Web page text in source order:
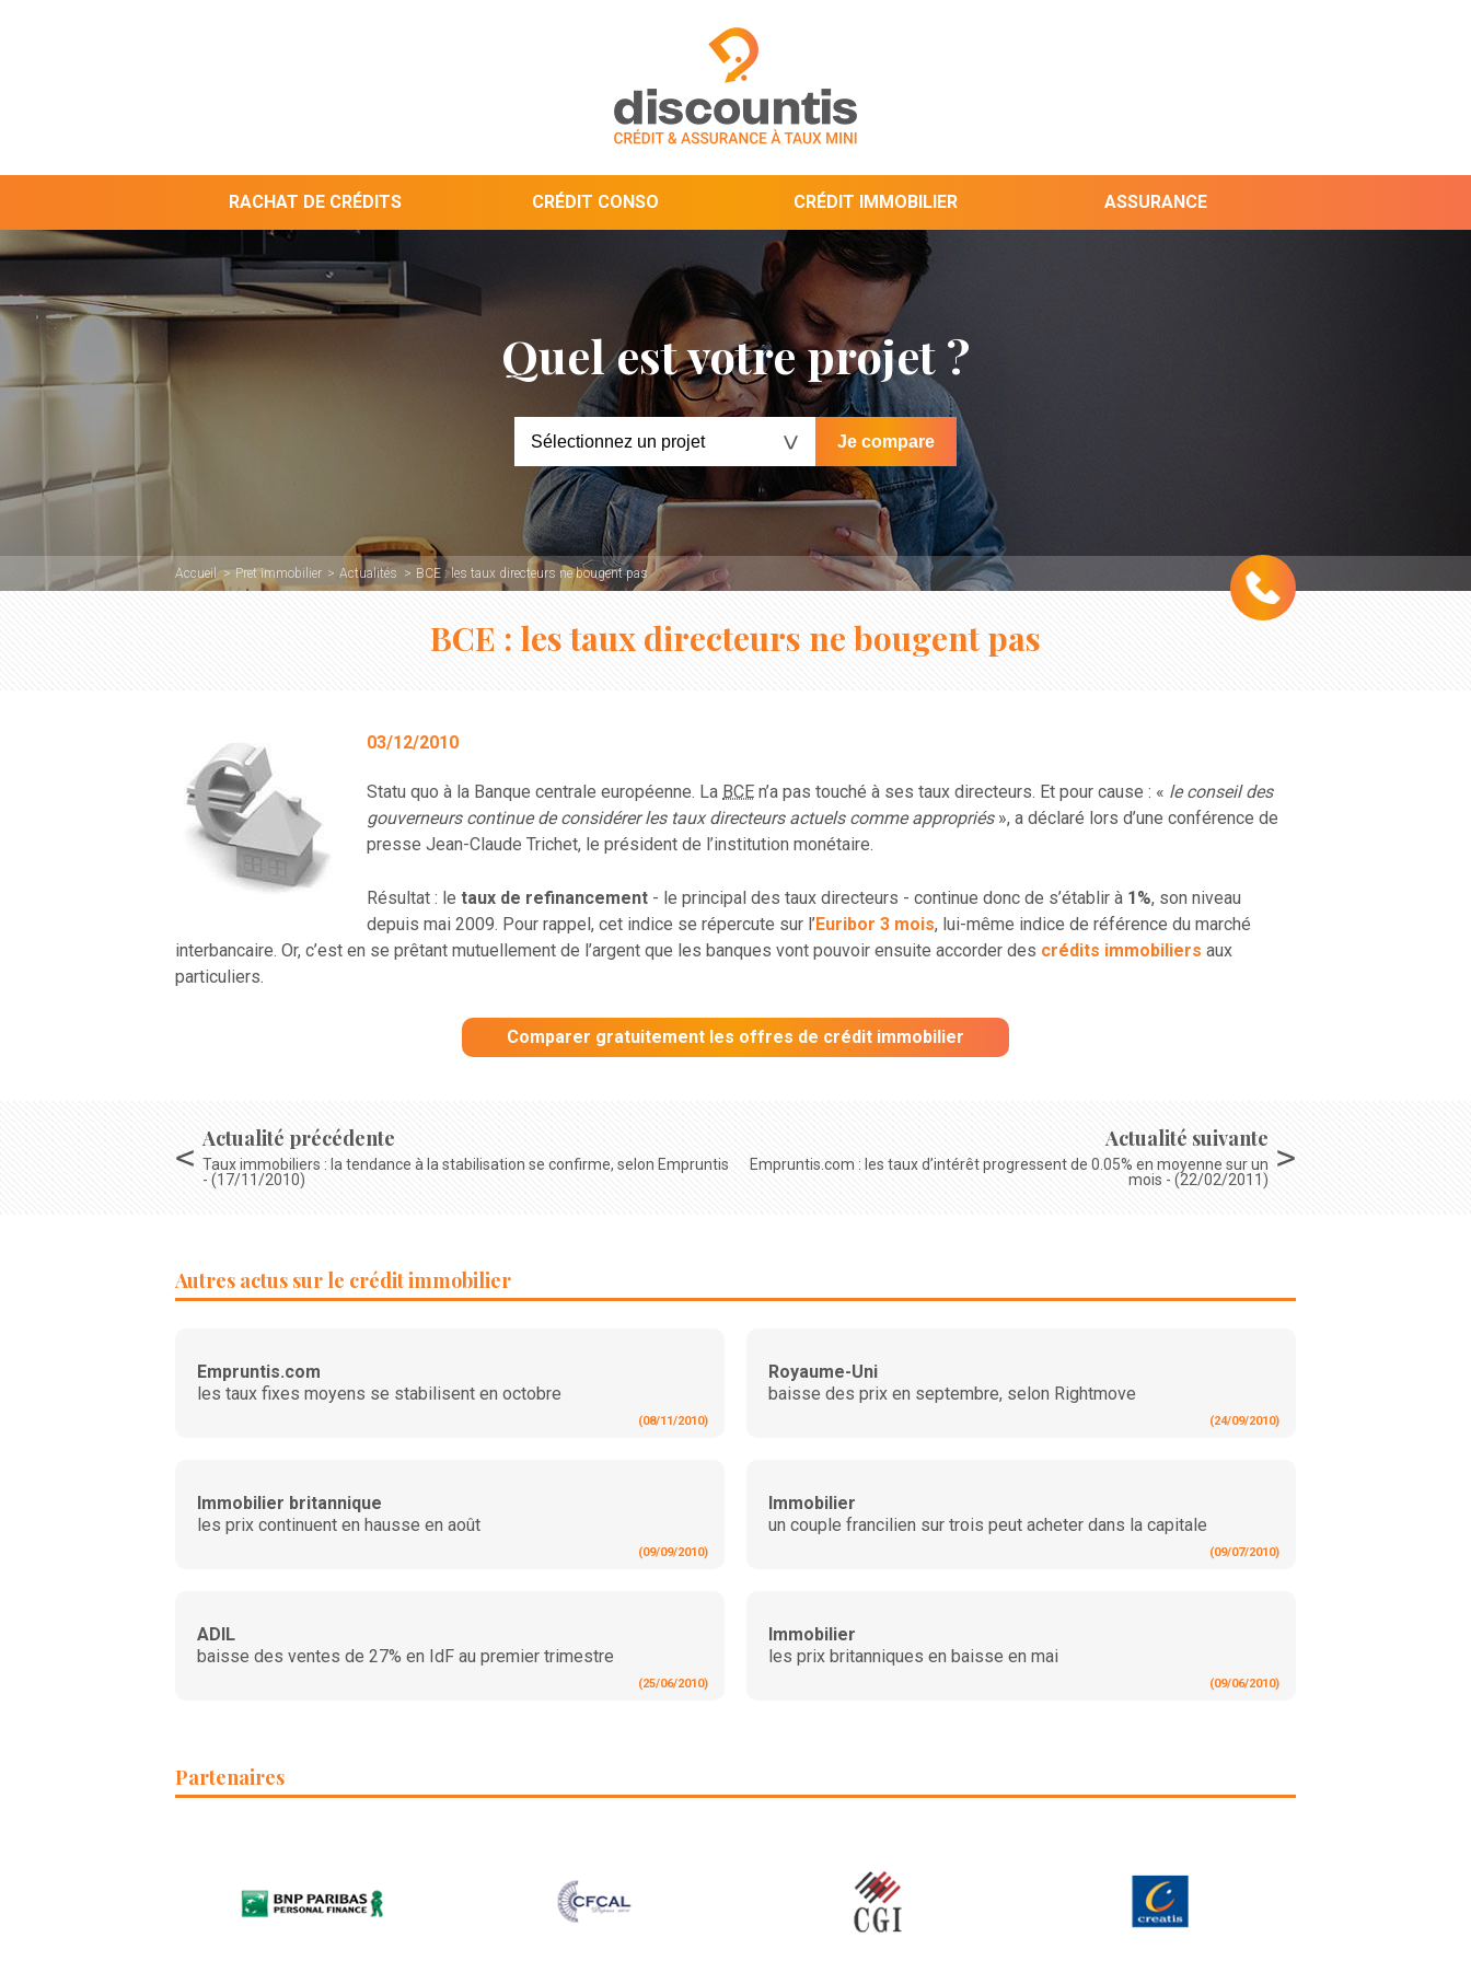
RACHAT DE CRÉDITS CRÉDIT CONSO CRÉDIT IMMOBILIER ASSURANCE
Quel est votre projet ?
Accueil Pret immobilier Actualités BCE : les taux directeurs ne bougent pas
BCE : les taux directeurs ne bougent pas
03/12/2010
Statu quo à la Banque centrale européenne. La BCE n’a pas touché à ses taux directeurs. Et pour cause : « le conseil des
gouverneurs continue de considérer les taux directeurs actuels comme appropriés», a déclaré lors d’une conférence de
presse Jean-Claude Trichet, le président de l’institution monétaire.
Résultat : le taux de refinancement - le principal des taux directeurs - continue donc de s’établir à 1%, son niveau
depuis mai 2009. Pour rappel, cet indice se répercute sur l’Euribor 3 mois, lui-même indice de référence du marché
interbancaire. Or, c’est en se prêtant mutuellement de l’argent que les banques vont pouvoir ensuite accorder des crédits immobiliers aux
particuliers.
Comparer gratuitement les offres de crédit immobilier
Actualité précédente
Taux immobiliers : la tendance à la stabilisation se confirme, selon Empruntis
- (17/11/2010)
Actualité suivante
Empruntis.com : les taux d’intérêt progressent de 0.05% en moyenne sur un
mois - (22/02/2011)
Autres actus sur le crédit immobilier
Empruntis.com
les taux fixes moyens se stabilisent en octobre
(08/11/2010)
Royaume-Uni
baisse des prix en septembre, selon Rightmove
(24/09/2010)
Immobilier britannique
les prix continuent en hausse en août
(09/09/2010)
Immobilier
un couple francilien sur trois peut acheter dans la capitale
(09/07/2010)
ADIL
baisse des ventes de 27% en IdF au premier trimestre
(25/06/2010)
Immobilier
les prix britanniques en baisse en mai
(09/06/2010)
Partenaires